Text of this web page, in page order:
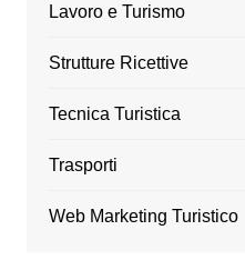
Lavoro e Turismo
Strutture Ricettive
Tecnica Turistica
Trasporti
Web Marketing Turistico